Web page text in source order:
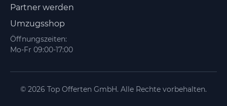
Partner werden
Umzugsshop
Öffnungszeiten:
Mo-Fr 09:00-17:00
© 2026 Top Offerten GmbH. Alle Rechte vorbehalten.